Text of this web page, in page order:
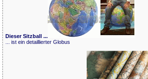
Dieser Sitzball ...
... ist ein detaillierter Globus